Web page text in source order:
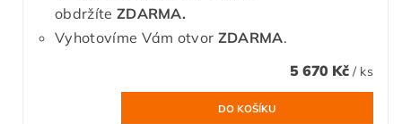
obdržíte ZDARMA.
Vyhotovíme Vám otvor ZDARMA.
5 670 Kč / ks